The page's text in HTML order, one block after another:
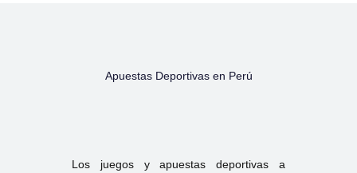
Apuestas Deportivas en Perú
Los juegos y apuestas deportivas a